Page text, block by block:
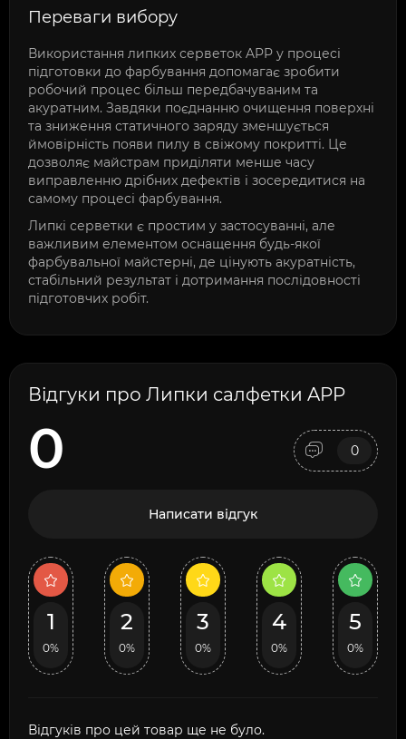
Переваги вибору
Використання липких серветок APP у процесі
підготовки до фарбування допомагає зробити
робочий процес більш передбачуваним та
акуратним. Завдяки поєднанню очищення поверхні
та зниження статичного заряду зменшується
ймовірність появи пилу в свіжому покритті. Це
дозволяє майстрам приділяти менше часу
виправленню дрібних дефектів і зосередитися на
самому процесі фарбування.
Липкі серветки є простим у застосуванні, але
важливим елементом оснащення будь-якої
фарбувальної майстерні, де цінують акуратність,
стабільний результат і дотримання послідовності
підготовчих робіт.
Відгуки про Липки салфетки APP
0 0
Написати відгук
1
0%
2
0%
3
0%
4
0%
5
0%
Відгуків про цей товар ще не було.